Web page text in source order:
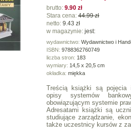
brutto: 9.90 zł
Stara cena: 44.99 zł
netto: 9.43 zł
w magazynie: jest:
wydawnictwo: Wydawnictwo i
ISBN: 9788362760749
liczba stron: 183
wymiary: 14,5 x 20,5 cm
okładka: miękka
Treścią książki są pojęcia
opisy systemów
obowiązującym systemie
Adresatami książki są
studiujące zarządzanie,
także uczestnicy kursów z